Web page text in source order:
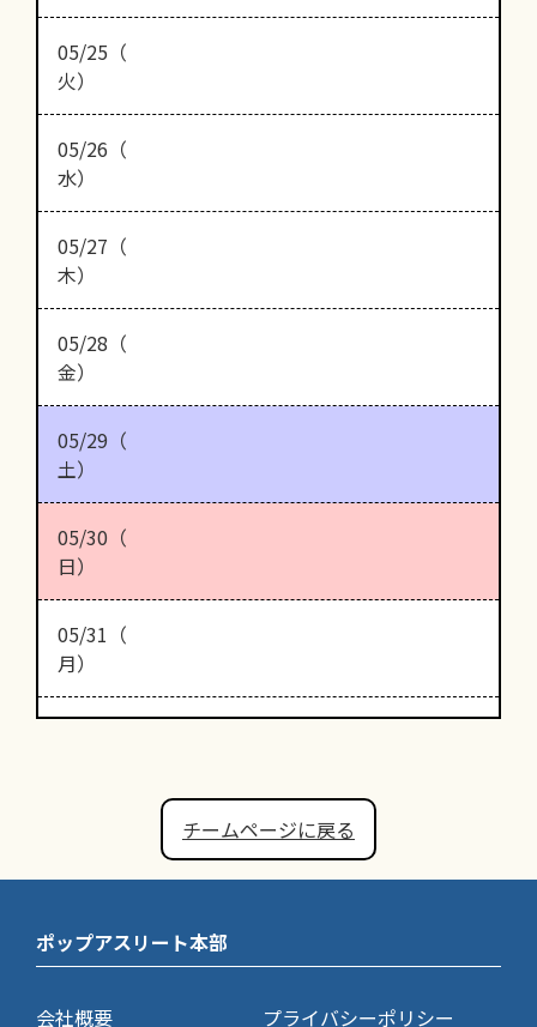
05/25（
火）
05/26（
水）
05/27（
木）
05/28（
金）
05/29（
土）
05/30（
日）
05/31（
月）
チームページに戻る
ポップアスリート本部
会社概要
プライバシーポリシー